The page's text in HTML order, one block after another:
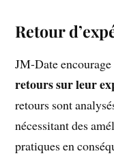
Retour
JM-Date
retours sur leur
retours sont
nécessitant des
pratiques en